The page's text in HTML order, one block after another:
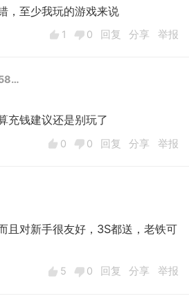
，至少我玩的游戏来说
1 0 回复 分享 举报
充钱建议还是别玩了
0 0 回复 分享 举报
且对新手很友好，3S都送，老铁可
5 0 回复 分享 举报